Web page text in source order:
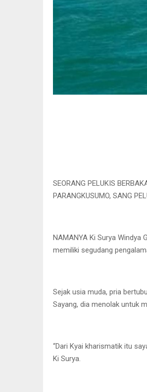
SEORANG PELUKIS
PARANGKUSUMO, SANG
NAMANYA Ki Surya Windya
memiliki segudang
Sejak usia muda, pria
Sayang, dia menolak untuk
“Dari Kyai kharismatik itu
Ki Surya.